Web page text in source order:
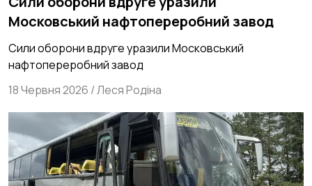
Московський нафтопереробний завод
Сили оборони вдруге уразили Московський
нафтопереробний завод
18 Червня 2026 /Леся Родіна